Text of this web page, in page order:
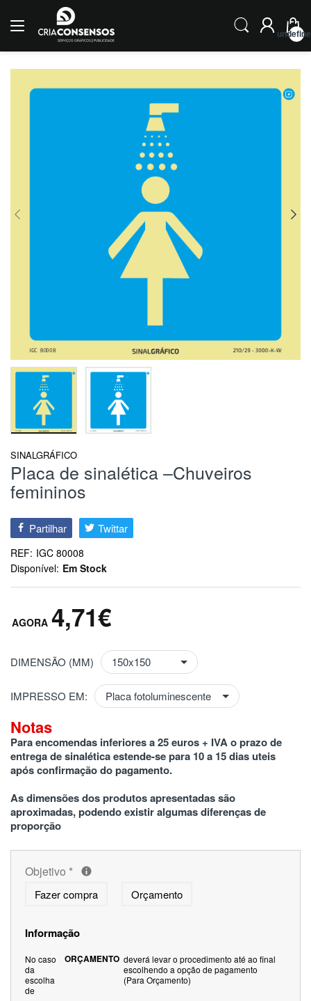
SINALGRÁFICO
Placa de sinalética –Chuveiros
femininos
Partilhar Twittar
REF: IGC 80008
Disponível: Em Stock
4,71€
DIMENSÃO (MM)
IMPRESSO EM:
Notas
Para encomendas inferiores a 25 euros + IVA o prazo de
entrega de sinalética estende-se para 10 a 15 dias uteis
após confirmação do pagamento.
As dimensões dos produtos apresentadas são
aproximadas, podendo existir algumas diferenças de
proporção
Objetivo *
Fazer compra Orçamento
Informação
No caso
da
escolha
de
ORÇAMENTO deverá levar o procedimento até ao final
escolhendo a opção de pagamento
(Para Orçamento)